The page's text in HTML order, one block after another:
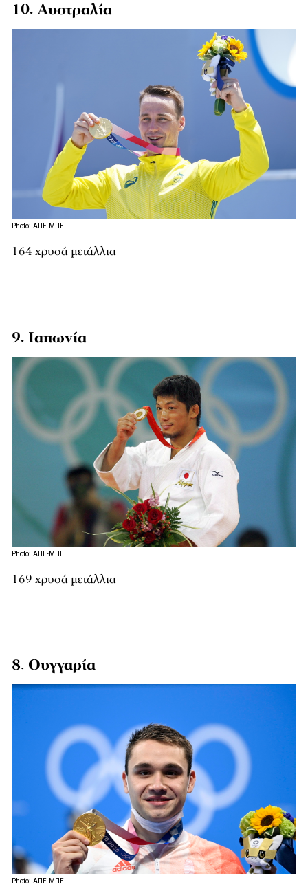
10. Αυστραλία
Photo: ΑΠΕ-ΜΠΕ
164 χρυσά μετάλλια
9. Ιαπωνία
Photo: ΑΠΕ-ΜΠΕ
169 χρυσά μετάλλια
8. Ουγγαρία
Photo: ΑΠΕ-ΜΠΕ